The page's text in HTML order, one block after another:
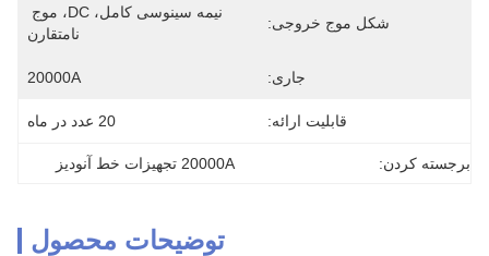
شکل موج خروجی:
نامتقارن
جاری: 20000A
قابلیت ارائه: 20 عدد در ماه
برجسته کردن: 20000A تجهیزات خط آنودیز
توضیحات محصول